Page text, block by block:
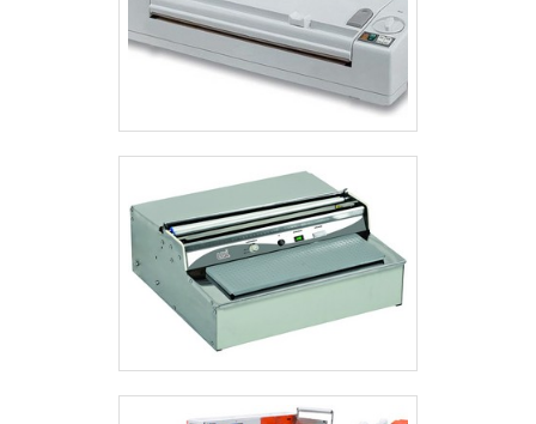
diversas embalagens por hora. Isso
porque o equipamento pode contar com
vários bicos se necessário.Além disso, é
muito viável o uso dessa máquina de
envase automática por sua
automatização, devido às funcionalidades
de atuação, sendo capaz de proporcionar
a máxima produtividade e segurança para
a linha de produção, evitando
acidentes.Outro ponto de destaque que
tal maquinário oferece está em sua
versatilidade de aplicação, tendo em vista
que pode ser aplicada em diversos
setores da indústria, entre os quais é